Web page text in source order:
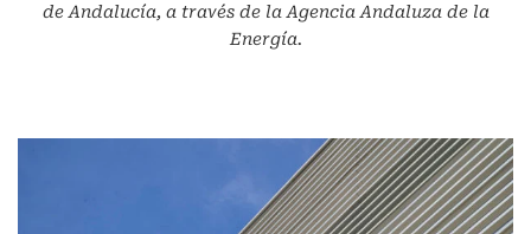
de Andalucía, a través de la Agencia Andaluza de la
Energía.